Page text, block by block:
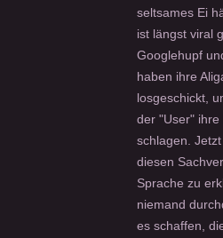
seltsames Ei
ist längst viral
Googlehupf
haben ihre
losgeschickt,
der "User" ihre
schlagen.
diesen
Sprache zu
niemand
es schaffen,